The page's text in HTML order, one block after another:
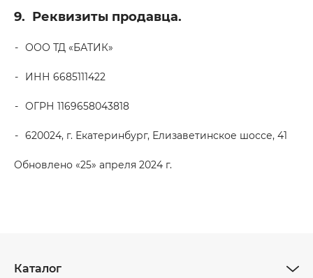
9. Реквизиты продавца.
ООО ТД «БАТИК»
ИНН 6685111422
ОГРН 1169658043818
620024, г. Екатеринбург, Елизаветинское шоссе, 41
Обновлено «25» апреля 2024 г.
Каталог